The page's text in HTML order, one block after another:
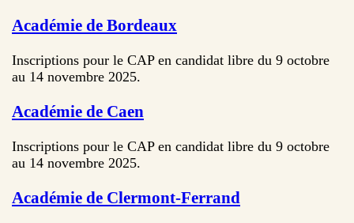
Académie de Bordeaux
Inscriptions pour le CAP en candidat libre du 9 octobre
au 14 novembre 2025.
Académie de Caen
Inscriptions pour le CAP en candidat libre du 9 octobre
au 14 novembre 2025.
Académie de Clermont-Ferrand